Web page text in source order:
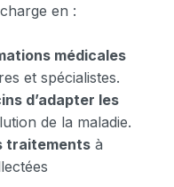
en :
médicales
et spécialistes.
d’adapter les
de la maladie.
traitements à